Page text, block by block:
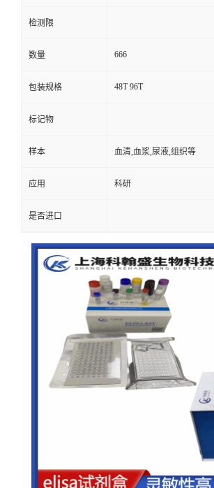
检测限
数量 666
包装规格 48T 96T
标记物
样本 血清,血浆,尿液,组织等
应用 科研
是否进口